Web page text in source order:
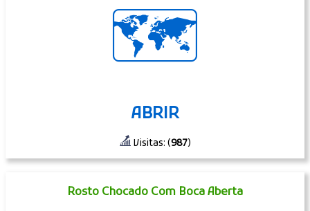
🗺
ABRIR
Visitas: (987)
Rosto Chocado Com Boca Aberta